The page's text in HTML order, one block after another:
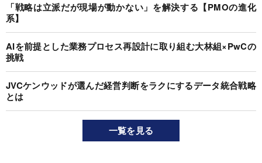
「戦略は立派だが現場が動かない」を解決する【PMOの進化
系】
AIを前提とした業務プロセス再設計に取り組む大林組×PwCの
挑戦
JVCケンウッドが選んだ経営判断をラクにするデータ統合戦略
とは
一覧を見る